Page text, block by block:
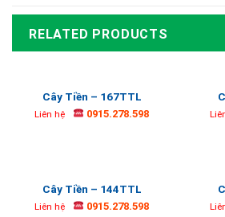
RELATED PRODUCTS
Cây Tiền – 167TTL
Liên hệ 0915.278.598
Cây Tiền – 144TTL
Liên hệ 0915.278.598